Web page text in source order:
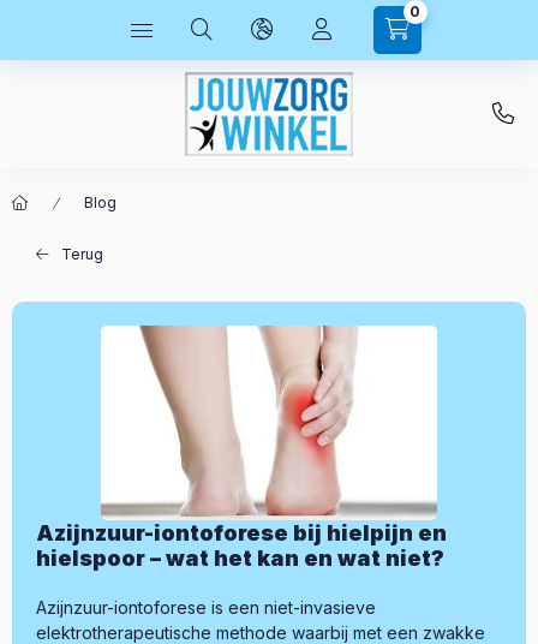
0
Blog
Terug
Azijnzuur-iontoforese bij hielpijn en
hielspoor – wat het kan en wat niet?
Azijnzuur-iontoforese is een niet-invasieve
elektrotherapeutische methode waarbij met een zwakke